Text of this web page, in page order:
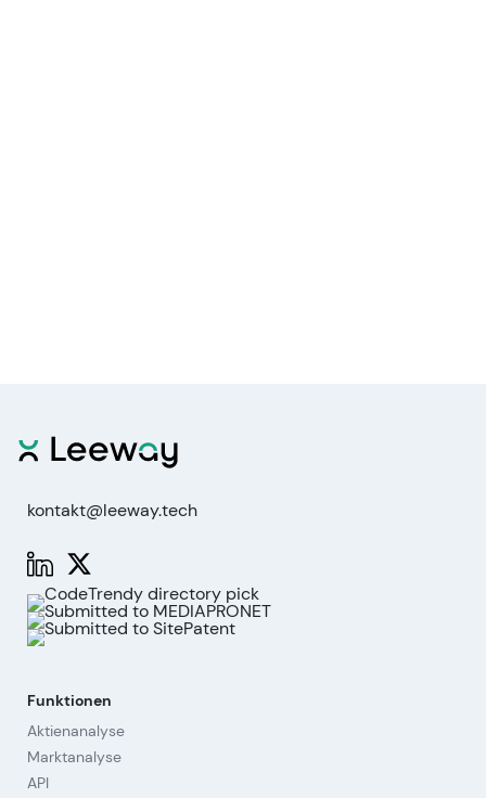
kontakt@leeway.tech
Funktionen
Aktienanalyse
Marktanalyse
API